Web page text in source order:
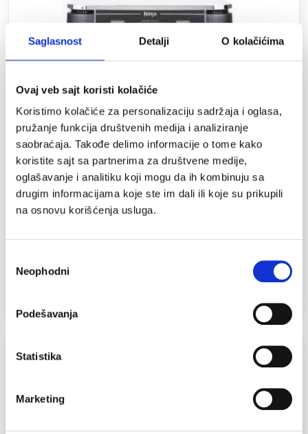
Saglasnost Detalji O kolačićima
Ovaj veb sajt koristi kolačiće
Koristimo kolačiće za personalizaciju sadržaja i oglasa,
pružanje funkcija društvenih medija i analiziranje
saobraćaja. Takođe delimo informacije o tome kako
koristite sajt sa partnerima za društvene medije,
oglašavanje i analitiku koji mogu da ih kombinuju sa
drugim informacijama koje ste im dali ili koje su prikupili
na osnovu korišćenja usluga.
сагласности
Neophodni
Podešavanja
Statistika
Marketing
Ninja Foodi MAX
Dual Zone